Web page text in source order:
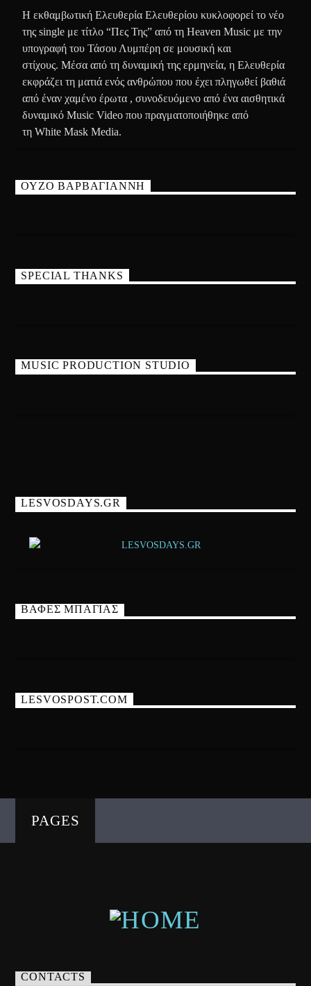
Η εκθαμβωτική Ελευθερία Ελευθερίου κυκλοφορεί το νέο
της single με τίτλο “Πες Της” από τη Heaven Music με την
υπογραφή του Τάσου Λυμπέρη σε μουσική και
στίχους. Μέσα από τη δυναμική της ερμηνεία, η Ελευθερία
εκφράζει τη ματιά ενός ανθρώπου που έχει πληγωθεί βαθιά
από έναν χαμένο έρωτα , συνοδευόμενο από ένα αισθητικά
δυναμικό Music Video που πραγματοποιήθηκε από
τη White Mask Media.
ΟΥΖΟ ΒΑΡΒΑΓΙΑΝΝΗ
SPECIAL THANKS
MUSIC PRODUCTION STUDIO
LESVOSDAYS.GR
ΒΑΦΕΣ ΜΠΑΓΙΑΣ
LESVOSPOST.COM
PAGES
CONTACTS